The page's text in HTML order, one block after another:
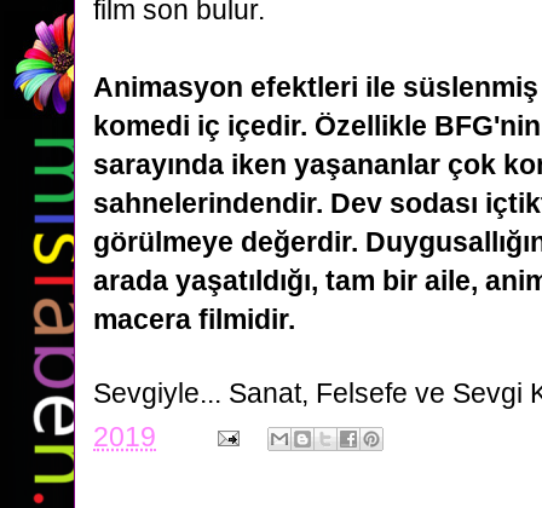
film son bulur.
Animasyon efektleri ile
komedi iç içedir. Özellikle
sarayında iken yaşananlar çok
sahnelerindendir. Dev sodası
görülmeye değerdir.
arada yaşatıldığı, tam bir aile,
macera filmidir.
Sevgiyle... Sanat, Felsefe ve Sevgi
2019